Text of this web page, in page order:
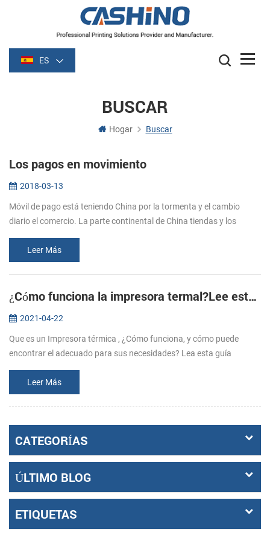
ES
BUSCAR
Hogar Buscar
Los pagos en movimiento
2018-03-13
Móvil de pago está teniendo China por la tormenta y el cambio
diario el comercio. La parte continental de China tiendas y los
apps como A...
Leer Más
¿Cómo funciona la impresora termal?Lee esta guía para aprenderlo.
2021-04-22
Que es un Impresora térmica , ¿Cómo funciona, y cómo puede
encontrar el adecuado para sus necesidades? Lea esta guía
refiere al recubrim...
Leer Más
CATEGORÍAS
ÚLTIMO BLOG
ETIQUETAS